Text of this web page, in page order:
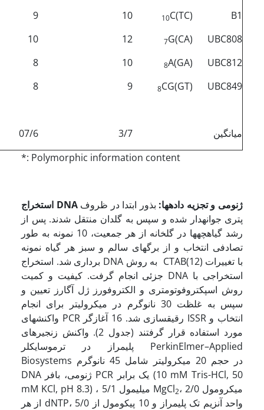
B1
(TC)
10C
10
9
UBC808
(CA)
7G
12
10
UBC812
(GA)
8A
10
8
UBC849
(GT)
8CG
9
8
میانگین 3/7
07/6
*: Polymorphic information content
DNA ژنومی و تجزیه داده­ها: بذور ابتدا در ظروف
پتری جوانه­دار شده و سپس به گلدان منتقل شدند. پس از
رشد گیاهچه­ها در گلخانه از هر جمعیت، 10 نمونه به طور
تصادفی انتخاب و از برگهای سالم و سبز هر گیاه نمونه
برداری شد. استخراج DNA به روش CTAB(12) با تغییرات
جزئی انجام گرفت. کیفیت و کمیت DNA استخراجی با
روش اسپکتروفوتومتری و الکتروفورز ژل آگارز تعیین و
سپس به غلظت 30 نانوگرم در میکرولیتر برای انجام
واکنشهای PCR رقیق­سازی شد. 16 آغازگر ISSR انتخاب و
مورد استفاده قرار گرفتند (جدول 2). واکنش زنجیره­ای
پلیمراز در ترموسایکلر PerkinElmer–Applied
Biosystems در حجم 20 میکرولیتر شامل 45 نانوگرم
DNA ژنومی، بافر PCR یک برابر (10 mM Tris-HCl, 50
mM KCl, pH 8.3) ، 5/1 میلی­مول MgCl2، 2/0 میکرومول
از هر dNTP، 5/0 واحد آنزیم تک پلیمراز و 10 پیکومول از